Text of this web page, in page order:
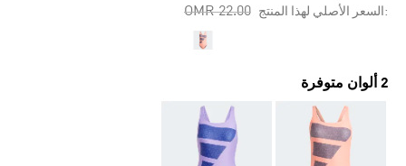
:السعر الأصلي لهذا المنتج Price reduced from
OMR 22.00
to
2 ألوان متوفرة